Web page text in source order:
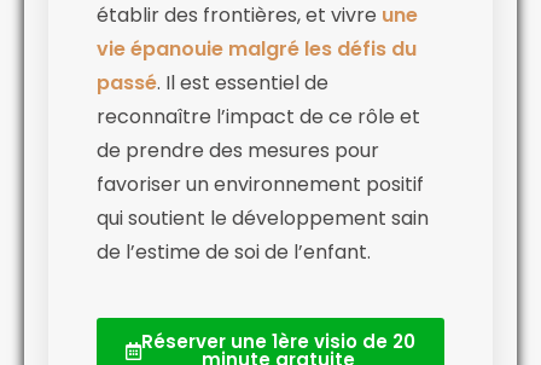
établir des frontières, et vivre une
vie épanouie malgré les défis du
passé. Il est essentiel de
reconnaître l’impact de ce rôle et
de prendre des mesures pour
favoriser un environnement positif
qui soutient le développement sain
de l’estime de soi de l’enfant.
Réserver une 1ère visio de 20